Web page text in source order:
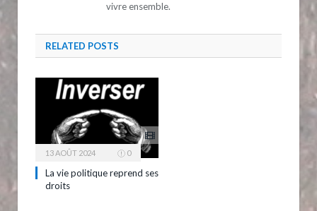
vivre ensemble.
RELATED POSTS
13 AOÛT 2024 0
La vie politique reprend ses
droits